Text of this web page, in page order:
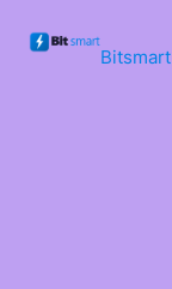
conținut
Bitsmart